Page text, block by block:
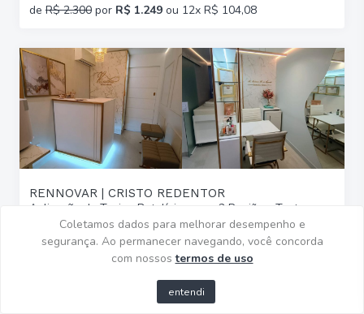
de R$ 2.300 por R$ 1.249 ou 12x R$ 104,08
RENNOVAR | CRISTO REDENTOR
Aplicação de Toxina Botulínica para 2 Regiões: Testa,
Olhos, Glabela OU Sorriso Gengival
deR$ 890porR$ 599ou 11x R$ 54,45
Coletamos dados para melhorar desempenho e
segurança. Ao permanecer navegando, você concorda
com nossostermos de uso
entendi